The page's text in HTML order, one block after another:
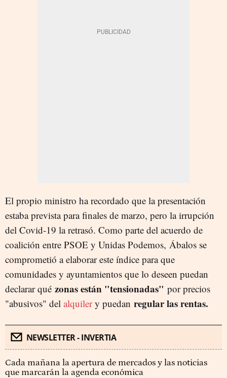
El propio ministro ha recordado que la presentación
estaba prevista para finales de marzo, pero la irrupción
del Covid-19 la retrasó. Como parte del acuerdo de
coalición entre PSOE y Unidas Podemos, Ábalos se
comprometió a elaborar este índice para que
comunidades y ayuntamientos que lo deseen puedan
declarar qué zonas están "tensionadas" por precios
"abusivos" del alquilery puedan regular las rentas.
NEWSLETTER - INVERTIA
Cada mañana la apertura de mercados y las noticias
que marcarán la agenda económica